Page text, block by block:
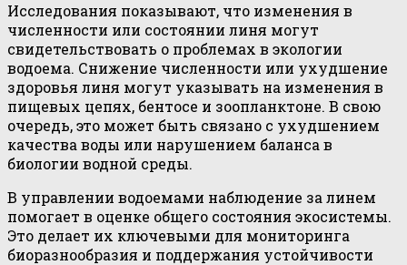
Исследования показывают, что изменения в
численности или состоянии линя могут
свидетельствовать о проблемах в экологии
водоема. Снижение численности или ухудшение
здоровья линя могут указывать на изменения в
пищевых цепях, бентосе и зоопланктоне. В свою
очередь, это может быть связано с ухудшением
качества воды или нарушением баланса в
биологии водной среды.
В управлении водоемами наблюдение за линем
помогает в оценке общего состояния экосистемы.
Это делает их ключевыми для мониторинга
биоразнообразия и поддержания устойчивости